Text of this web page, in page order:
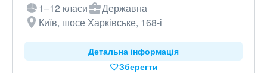
1–12 класи
Державна
Київ, шосе Харківське, 168-і
Детальна інформація
Зберегти